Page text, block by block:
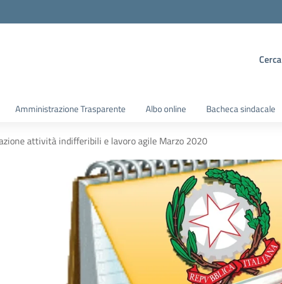
Cerca
Amministrazione Trasparente Albo online Bacheca sindacale
attività indifferibili e lavoro agile Marzo 2020